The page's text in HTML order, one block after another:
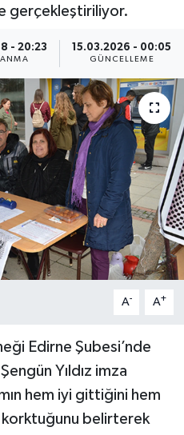
gerçekleştiriliyor.
- 20:23 15.03.2026 - 00:05
GÜNCELLEME
A- A+
Edirne Şubesi’nde
Yıldız imza
hem iyi gittiğini hem
korktuğunu belirterek